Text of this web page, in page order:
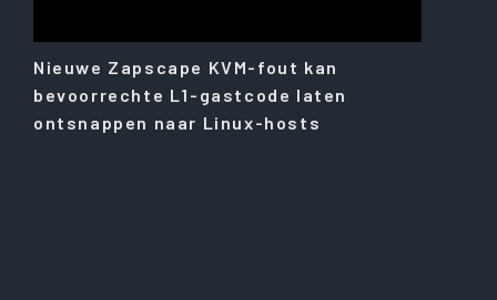
Nieuwe Zapscape KVM-fout kan
bevoorrechte L1-gastcode laten
ontsnappen naar Linux-hosts